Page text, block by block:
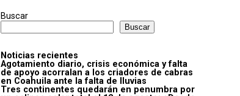
Buscar
Buscar
Noticias recientes
Agotamiento diario, crisis económica y falta
de apoyo acorralan a los criadores de cabras
en Coahuila ante la falta de lluvias
Tres continentes quedarán en penumbra por